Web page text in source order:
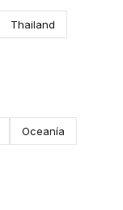
Thailand
Oceanía